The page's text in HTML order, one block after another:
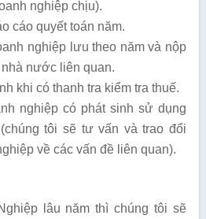
nghiệp chịu).
cáo quyết toán năm.
nghiệp lưu theo năm và nộp
nước liên quan.
khi có thanh tra kiểm tra thuế.
nghiệp có phát sinh sử dụng
tôi sẽ tư vấn và trao đổi
về các vấn đề liên quan).
lâu năm thì chúng tôi sẽ